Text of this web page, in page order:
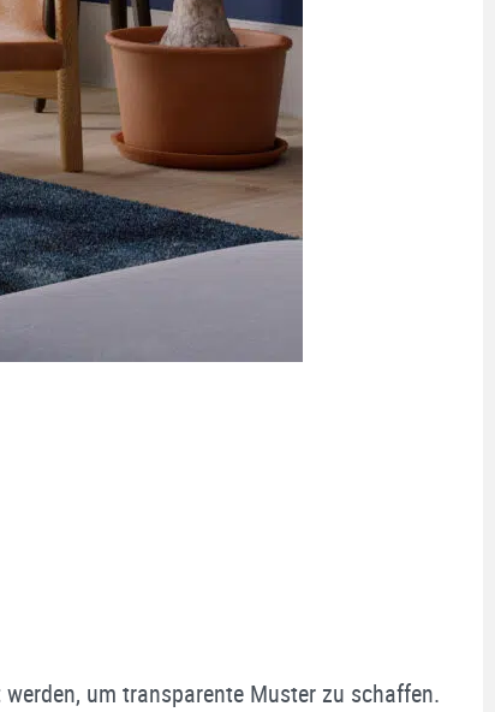
um transparente Muster zu schaffen.